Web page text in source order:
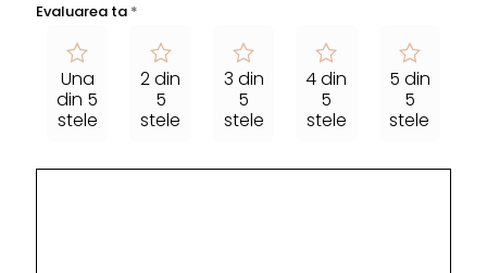
Evaluarea ta *
Una
din 5
stele
2 din
5
stele
3 din
5
stele
4 din
5
stele
5 din
5
stele